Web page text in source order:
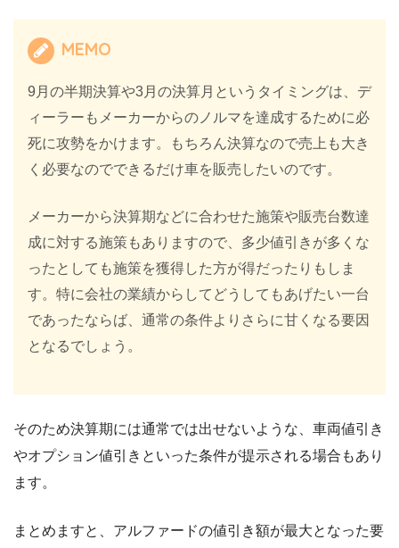
MEMO
9月の半期決算や3月の決算月というタイミングは、デ
ィーラーもメーカーからのノルマを達成するために必
死に攻勢をかけます。もちろん決算なので売上も大き
く必要なのでできるだけ車を販売したいのです。
メーカーから決算期などに合わせた施策や販売台数達
成に対する施策もありますので、多少値引きが多くな
ったとしても施策を獲得した方が得だったりもしま
す。特に会社の業績からしてどうしてもあげたい一台
であったならば、通常の条件よりさらに甘くなる要因
となるでしょう。
そのため決算期には通常では出せないような、車両値引き
やオプション値引きといった条件が提示される場合もあり
ます。
まとめますと、アルファードの値引き額が最大となった要